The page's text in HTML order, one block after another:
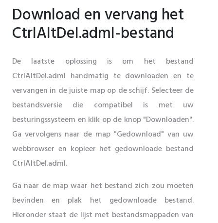
Download en vervang het
CtrlAltDel.adml-bestand
De laatste oplossing is om het bestand
CtrlAltDel.adml handmatig te downloaden en te
vervangen in de juiste map op de schijf. Selecteer de
bestandsversie die compatibel is met uw
besturingssysteem en klik op de knop "Downloaden".
Ga vervolgens naar de map "Gedownload" van uw
webbrowser en kopieer het gedownloade bestand
CtrlAltDel.adml.
Ga naar de map waar het bestand zich zou moeten
bevinden en plak het gedownloade bestand.
Hieronder staat de lijst met bestandsmappaden van